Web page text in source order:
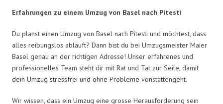
Erfahrungen zu einem Umzug von Basel nach Pitesti
Du planst einen Umzug von Basel nach Pitesti und möchtest, dass
alles reibungslos abläuft? Dann bist du bei Umzugsmeister Maier
Basel genau an der richtigen Adresse! Unser erfahrenes und
professionelles Team steht dir mit Rat und Tat zur Seite, damit
dein Umzug stressfrei und ohne Probleme vonstattengeht.
Wir wissen, dass ein Umzug eine grosse Herausforderung sein